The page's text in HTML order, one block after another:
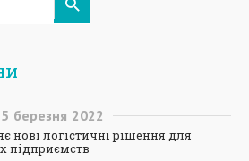
березня 2022
нові логістичні рішення для
підприємств